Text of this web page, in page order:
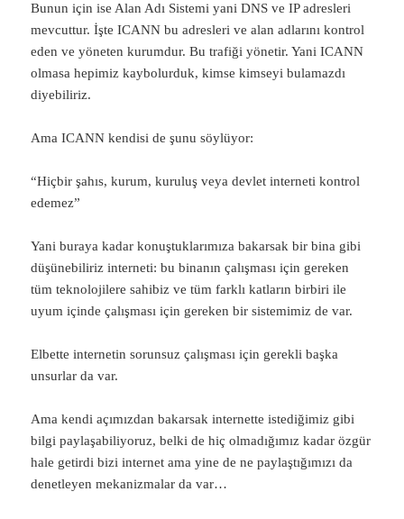
Bunun için ise Alan Adı Sistemi yani DNS ve IP adresleri
mevcuttur. İşte ICANN bu adresleri ve alan adlarını kontrol
eden ve yöneten kurumdur. Bu trafiği yönetir. Yani ICANN
olmasa hepimiz kaybolurduk, kimse kimseyi bulamazdı
diyebiliriz.
Ama ICANN kendisi de şunu söylüyor:
“Hiçbir şahıs, kurum, kuruluş veya devlet interneti kontrol
edemez”
Yani buraya kadar konuştuklarımıza bakarsak bir bina gibi
düşünebiliriz interneti: bu binanın çalışması için gereken
tüm teknolojilere sahibiz ve tüm farklı katların birbiri ile
uyum içinde çalışması için gereken bir sistemimiz de var.
Elbette internetin sorunsuz çalışması için gerekli başka
unsurlar da var.
Ama kendi açımızdan bakarsak internette istediğimiz gibi
bilgi paylaşabiliyoruz, belki de hiç olmadığımız kadar özgür
hale getirdi bizi internet ama yine de ne paylaştığımızı da
denetleyen mekanizmalar da var…